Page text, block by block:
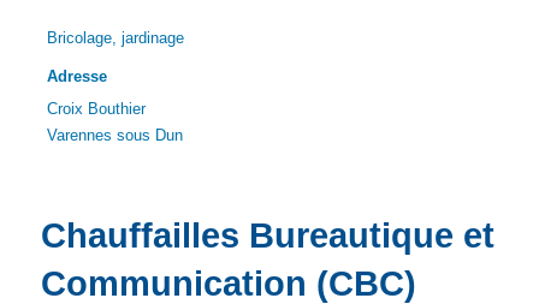
Bricolage, jardinage
Adresse
Croix Bouthier
Varennes sous Dun
Chauffailles Bureautique et
Communication (CBC)